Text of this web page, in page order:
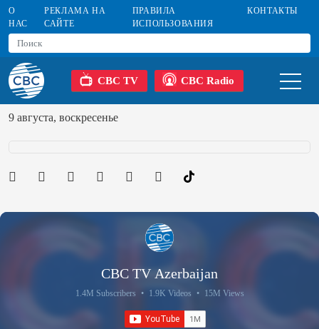
О
НАС
РЕКЛАМА НА
САЙТЕ
ПРАВИЛА
ИСПОЛЬЗОВАНИЯ
КОНТАКТЫ
CBC TV CBC Radio
9 августа, воскресенье
CBC TV Azerbaijan
1.4M Subscribers • 1.9K Videos • 15M Views